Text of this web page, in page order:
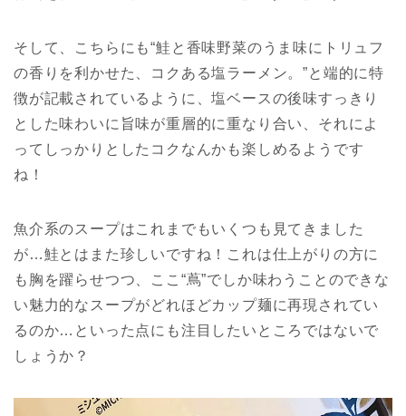
そして、こちらにも“鮭と香味野菜のうま味にトリュフ
の香りを利かせた、コクある塩ラーメン。”と端的に特
徴が記載されているように、塩ベースの後味すっきり
とした味わいに旨味が重層的に重なり合い、それによ
ってしっかりとしたコクなんかも楽しめるようです
ね！
魚介系のスープはこれまでもいくつも見てきました
が…鮭とはまた珍しいですね！これは仕上がりの方に
も胸を躍らせつつ、ここ“蔦”でしか味わうことのできな
い魅力的なスープがどれほどカップ麺に再現されてい
るのか…といった点にも注目したいところではないで
しょうか？